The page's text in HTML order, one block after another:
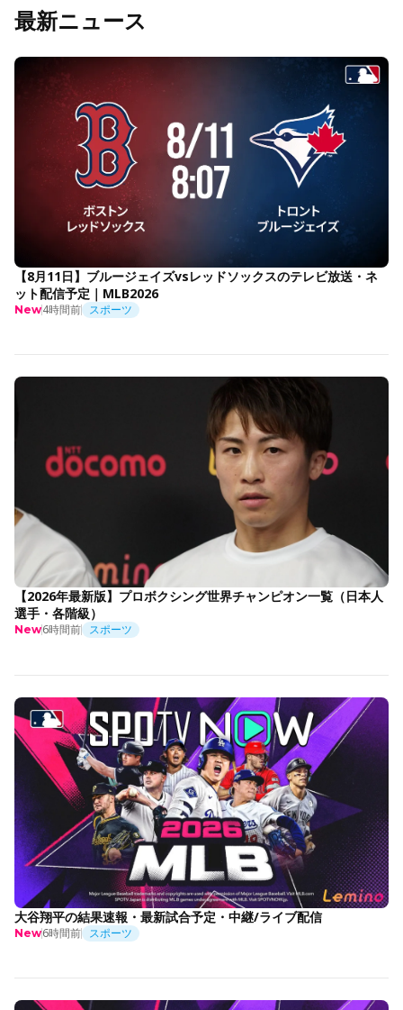
最新ニュース
【8月11日】ブルージェイズvsレッドソックスのテレビ放送・ネ
ット配信予定｜MLB2026
New4時間前 スポーツ
【2026年最新版】プロボクシング世界チャンピオン一覧（日本人
選手・各階級）
New6時間前 スポーツ
大谷翔平の結果速報・最新試合予定・中継/ライブ配信
New6時間前 スポーツ